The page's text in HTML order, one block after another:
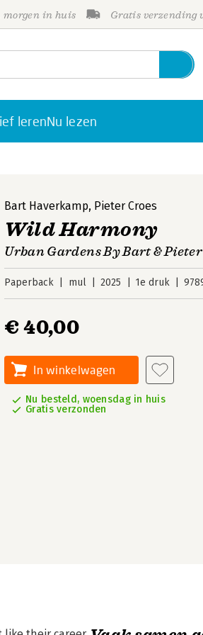
morgen in huis Gratis verzending
lerenNu lezen
Bart Haverkamp, Pieter Croes
Wild Harmony
Urban Gardens By Bart & Pieter
Paperback mul 2025 1e druk
€ 40,00
In winkelwagen
Nu besteld, woensdag in huis
Gratis verzonden